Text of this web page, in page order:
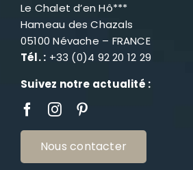
Le Chalet d’en Hô***
Hameau des Chazals
05100 Névache – FRANCE
Tél. : +33 (0)4 92 20 12 29
Suivez notre actualité :
Nous contacter